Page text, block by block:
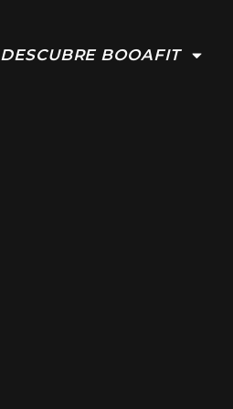
DESCUBRE BOOAFIT